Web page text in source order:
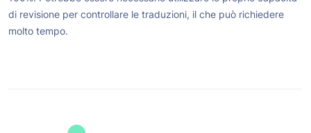
di revisione per controllare le traduzioni, il che può richiedere
molto tempo.